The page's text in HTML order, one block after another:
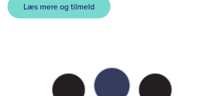
Læs mere og tilmeld